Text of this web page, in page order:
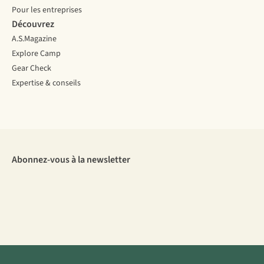
Pour les entreprises
Découvrez
A.S.Magazine
Explore Camp
Gear Check
Expertise & conseils
Abonnez-vous à la newsletter